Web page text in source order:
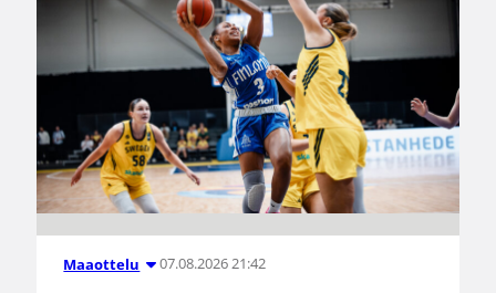
Maaottelu 07.08.2026 21:42